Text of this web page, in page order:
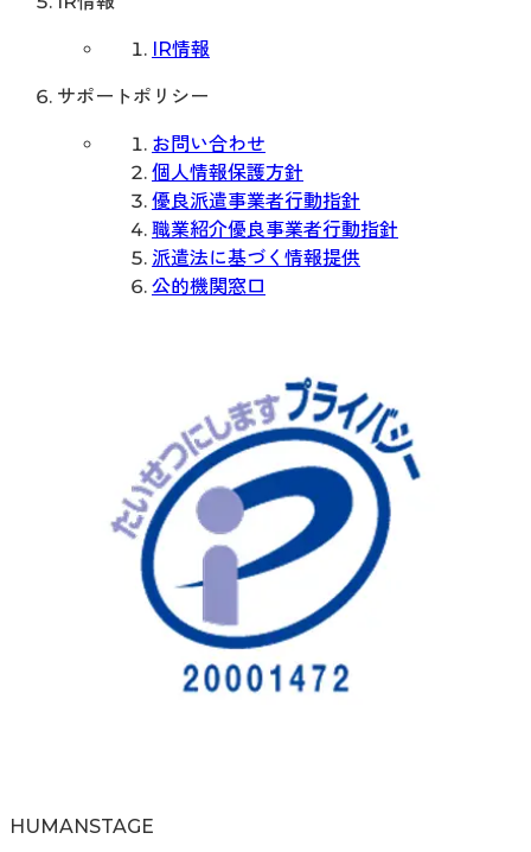
IR情報
サポートポリシー
お問い合わせ
個人情報保護方針
優良派遣事業者行動指針
職業紹介優良事業者行動指針
派遣法に基づく情報提供
公的機関窓口
HUMANSTAGE